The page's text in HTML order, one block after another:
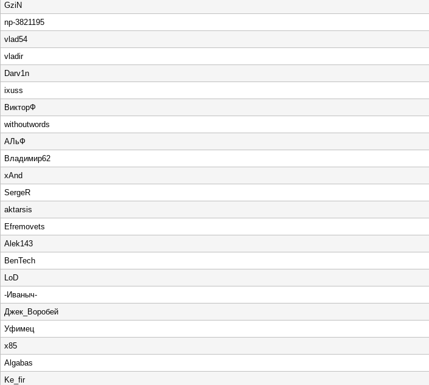
GziN
np-3821195
vlad54
vladir
Darv1n
ixuss
ВикторФ
withoutwords
АЛьФ
Владимир62
xAnd
SergeR
aktarsis
Efremovets
Alek143
BenTech
LoD
-Иваныч-
Джек_Воробей
Уфимец
x85
Algabas
Ke_fir